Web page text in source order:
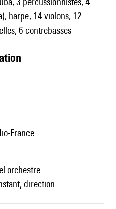
harpe, 14 violons, 12
6 contrebasses
France
direction